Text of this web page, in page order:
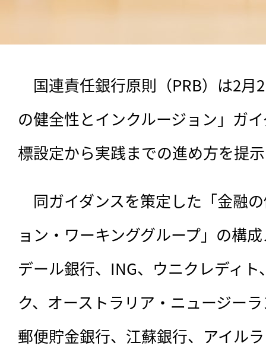
国連責任銀行原則（PRB）は2月
の健全性とインクルージョン」ガ
標設定から実践までの進め方を提
同ガイダンスを策定した「金融
ョン・ワーキンググループ」の構
デール銀行、ING、ウニクレディ
ク、オーストラリア・ニュージー
郵便貯金銀行、江蘇銀行、アイル